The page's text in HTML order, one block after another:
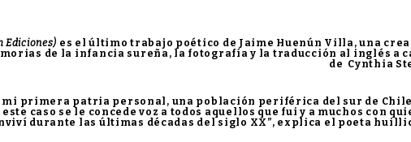
Ediciones) es el último trabajo poético de Jaime Huenún Villa, una
de la infancia sureña, la fotografía y la traducción al inglés a
de Cynthia
mi primera patria personal, una población periférica del sur de Chile
caso se le concede voz a todos aquellos que fui y a muchos con
durante las últimas décadas del siglo XX”, explica el poeta